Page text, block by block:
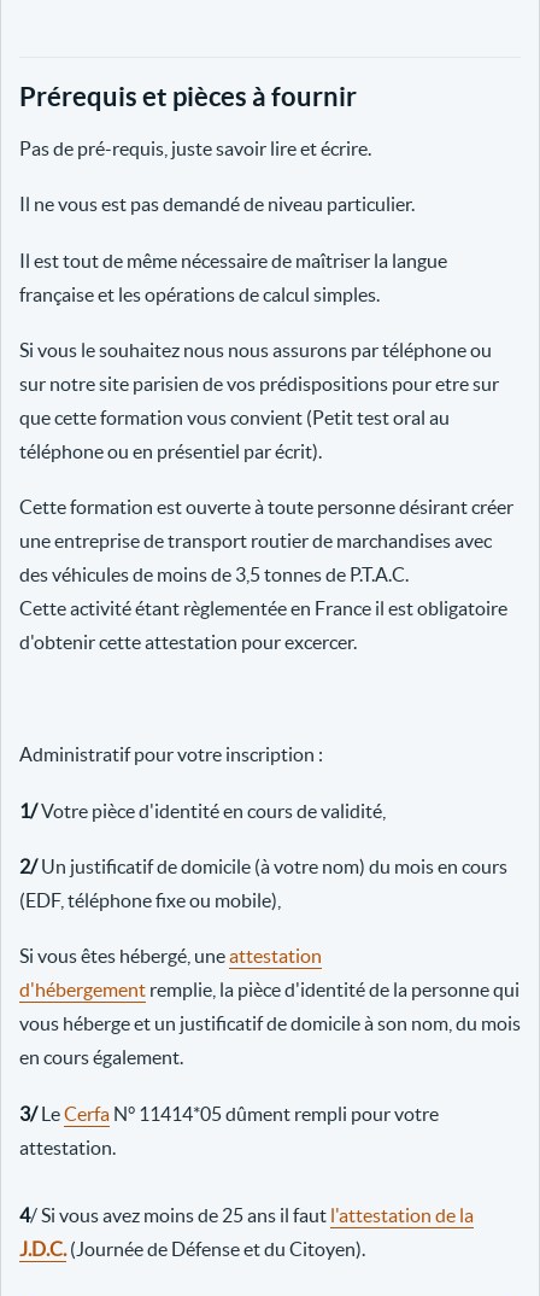
Prérequis et pièces à fournir
Pas de pré-requis, juste savoir lire et écrire.
Il ne vous est pas demandé de niveau particulier.
Il est tout de même nécessaire de maîtriser la langue
française et les opérations de calcul simples.
Si vous le souhaitez nous nous assurons par téléphone ou
sur notre site parisien de vos prédispositions pour etre sur
que cette formation vous convient (Petit test oral au
téléphone ou en présentiel par écrit).
Cette formation est ouverte à toute personne désirant créer
une entreprise de transport routier de marchandises avec
des véhicules de moins de 3,5 tonnes de P.T.A.C.
Cette activité étant règlementée en France il est obligatoire
d'obtenir cette attestation pour excercer.
Administratif pour votre inscription :
1/Votre pièce d'identité en cours de validité,
2/Un justificatif de domicile (à votre nom) du mois en cours
(EDF, téléphone fixe ou mobile),
Si vous êtes hébergé, uneattestation
d'hébergement remplie, la pièce d'identité de la personne qui
vous héberge et un justificatif de domicile à son nom, du mois
en cours également.
3/LeCerfa N° 11414*05 dûment rempli pour votre
attestation.
4/ Si vous avez moins de 25 ans il faut l'attestation de la
J.D.C.(Journée de Défense et du Citoyen).